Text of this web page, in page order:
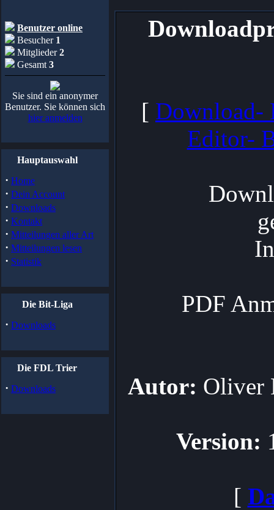
Benutzer online
Besucher 1
Mitglieder2
Gesamt 3
Sie sind ein anonymer
Benutzer. Sie können sich
hier anmelden
Hauptauswahl
· Home
· Dein Account
· Downloads
· Kontakt
· Mitteilungen aller Art
· Mitteilungen lesen
· Statistik
Die Bit-Liga
· Downloads
Die FDL Trier
· Downloads
[ Download-
Editor-
PDF
Autor: Oliver
Version:
[